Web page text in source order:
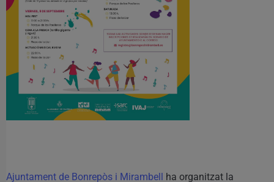
Ajuntament de Bonrepòs i Mirambell ha organitzat la